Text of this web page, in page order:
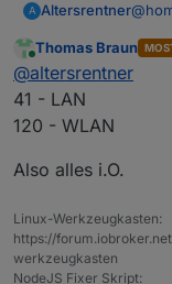
pi
A Altersrentner@
Online
Thomas Braun
@altersrentner
41 - LAN
120 - WLAN
Also alles i.O.
Linux-Werkzeugkasten:
https://
werkzeugkasten
NodeJS Fixer Skript: